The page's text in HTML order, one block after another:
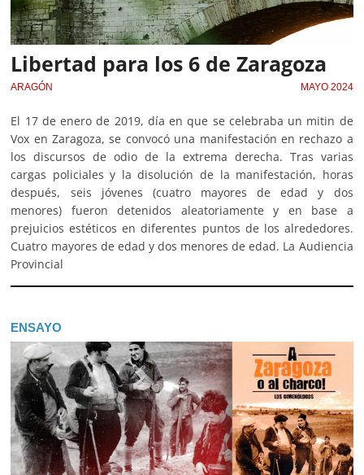
Libertad para los 6 de Zaragoza
ARAGÓN MAYO 2024
El 17 de enero de 2019, día en que se celebraba un mitin de
Vox en Zaragoza, se convocó una manifestación en rechazo a
los discursos de odio de la extrema derecha. Tras varias
cargas policiales y la disolución de la manifestación, horas
después, seis jóvenes (cuatro mayores de edad y dos
menores) fueron detenidos aleatoriamente y en base a
prejuicios estéticos en diferentes puntos de los alrededores.
Cuatro mayores de edad y dos menores de edad. La Audiencia
Provincial
ENSAYO